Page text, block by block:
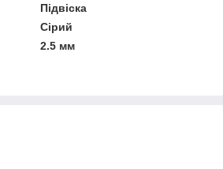
Підвіска
Сірий
2.5 мм